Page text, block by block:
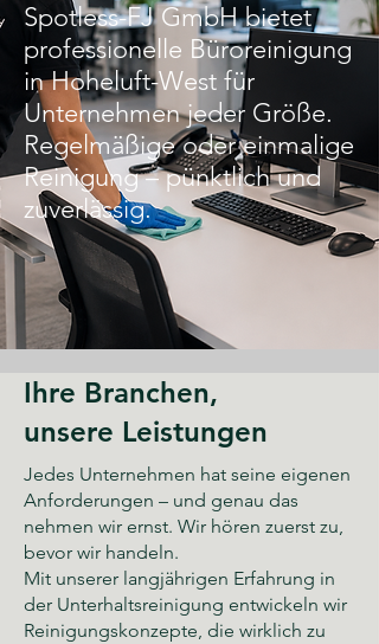
Spotless-FJ GmbH bietet
professionelle Büroreinigung
in Hoheluft-West für
Unternehmen jeder Größe.
Regelmäßige oder einmalige
Reinigung – pünktlich und
zuverlässig.
Ihre Branchen,
unsere Leistungen
Jedes Unternehmen hat seine eigenen
Anforderungen – und genau das
nehmen wir ernst. Wir hören zuerst zu,
bevor wir handeln.
Mit unserer langjährigen Erfahrung in
der Unterhaltsreinigung entwickeln wir
Reinigungskonzepte, die wirklich zu